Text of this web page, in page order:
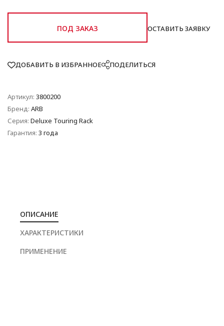
ПОД ЗАКАЗ ОСТАВИТЬ ЗАЯВКУ
ДОБАВИТЬ В ИЗБРАННОЕ ПОДЕЛИТЬСЯ
Артикул: 3800200
Бренд: ARB
Серия: Deluxe Touring Rack
Гарантия: 3 года
ОПИСАНИЕ
ХАРАКТЕРИСТИКИ
ПРИМЕНЕНИЕ